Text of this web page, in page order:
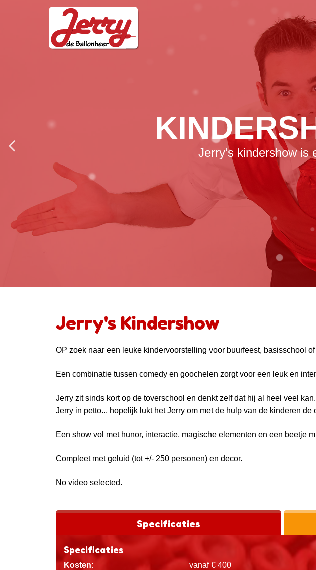
VOL
Een kindershow vol
Jerry's Kindershow
OP zoek naar een leuke kindervoorstelling voor buurfeest, basisschool
Een combinatie tussen comedy en goochelen zorgt voor een leuk en
Jerry zit sinds kort op de toverschool en denkt zelf dat hij al heel veel
Jerry in petto... hopelijk lukt het Jerry om met de hulp van de kinderen
Een show vol met hunor, interactie, magische elementen en een beetje
Compleet met geluid (tot +/- 250 personen) en decor.
No video selected.
Specificaties
Specificaties
Kosten:
vanaf € 400